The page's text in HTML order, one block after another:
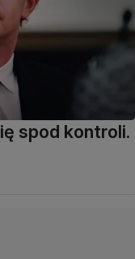
spod kontroli.